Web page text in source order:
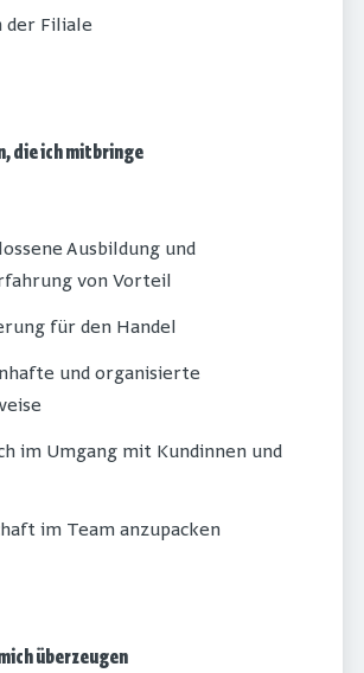
der Filiale
die ich mitbringe
Ausbildung und
von Vorteil
für den Handel
und organisierte
im Umgang mit Kundinnen und
im Team anzupacken
überzeugen